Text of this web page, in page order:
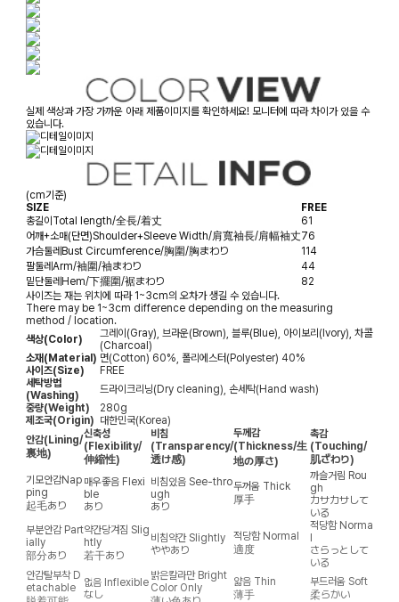
실제 색상과 가장 가까운 아래 제품이미지를 확인하세요! 모니터에 따라 차이가 있을 수
있습니다.
(cm기준)
SIZE
FREE
총길이Total length/全長/着丈
61
어깨+소매(단면)Shoulder+Sleeve Width/肩寬袖長/肩幅袖丈76
가슴둘레Bust Circumference/胸圍/胸まわり
114
팔둘레Arm/袖圍/袖まわり
44
밑단둘레Hem/下擺圍/裾まわり
82
사이즈는 재는 위치에 따라 1~3cm의 오차가 생길 수 있습니다.
There may be 1~3cm difference depending on the measuring
method / location.
색상(Color)
그레이(Gray), 브라운(Brown), 블루(Blue), 아이보리(Ivory), 차콜
(Charcoal)
소재(Material) 면(Cotton) 60%, 폴리에스터(Polyester) 40%
사이즈(Size)
FREE
세탁방법
(Washing)
드라이크리닝(Dry cleaning), 손세탁(Hand wash)
중량(Weight)
280g
제조국(Origin) 대한민국(Korea)
안감(Lining/
裏地)
신축성
(Flexibility/
伸縮性)
비침
(Transparency/
透け感)
두께감
(Thickness/生
地の厚さ)
촉감
(Touching/
肌ざわり)
기모안감Nap
ping
起毛あり
매우좋음 Flexi
ble
あり
비침있음 See-thro
ugh
あり
두꺼움 Thick
厚手
까슬거림 Rou
gh
カサカサして
いる
부분안감 Part
ially
部分あり
약간당겨짐 Slig
htly
若干あり
비침약간 Slightly
ややあり
적당함 Normal
適度
적당함 Norma
l
さらっとして
いる
안감탈부착 D
etachable
없음 Inflexible
なし
밝은칼라만 Bright
Color Only
얇음 Thin
薄手
부드러움 Soft
柔らかい